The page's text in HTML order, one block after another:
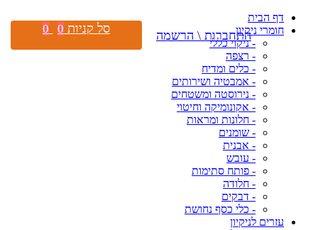
דף הבית
חומרי ניקיון
- ניקוי כללי
- רצפה
- כלים ומדיח
- אמבטיה ושירותים
- נירוסטה ומשטחים
- אקונומיקה וחיטוי
- חלונות ומראות
- שומנים
- אבנית
- עובש
- פותח סתימות
- חלודה
- דבקים
- כלי כסף נחושת
עזרים לניקיון
התחברות \ הרשמה סל קניות 0
0